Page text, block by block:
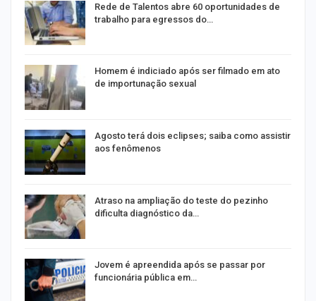
Rede de Talentos abre 60 oportunidades de
trabalho para egressos do…
Homem é indiciado após ser filmado em ato
de importunação sexual
Agosto terá dois eclipses; saiba como assistir
aos fenômenos
Atraso na ampliação do teste do pezinho
dificulta diagnóstico da…
Jovem é apreendida após se passar por
funcionária pública em…